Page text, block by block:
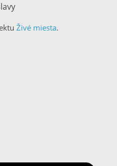
Živé miesta.